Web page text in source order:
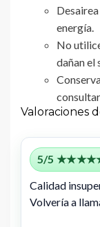
energía.
No
dañan el
Valoraciones
5/5
Calidad
Volvería a